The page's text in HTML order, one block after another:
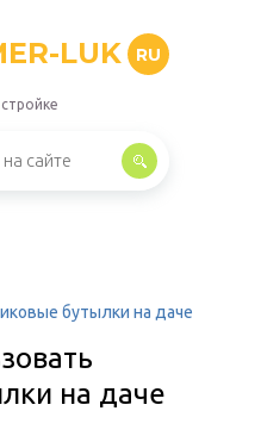
LUK RU
бутылки на даче
на даче